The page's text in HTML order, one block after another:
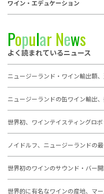
ワイン・エデュケーション
Popular News
よく読まれているニュース
ニュージーランド・ワイン輸出額
ニュージーランドの缶ワイン輸出
世界初、ワインテイスティングロ
ノイドルフ、ニュージーランドの
世界初のワインのサウンド・バー
世界的に有名なワインの産地、マ